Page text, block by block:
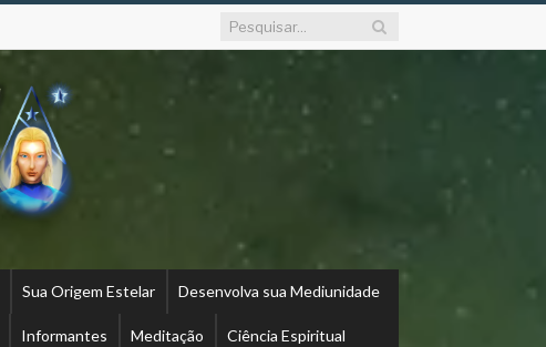
Sua Origem Estelar Desenvolva sua Mediunidade
Informantes Meditação Ciência Espiritual